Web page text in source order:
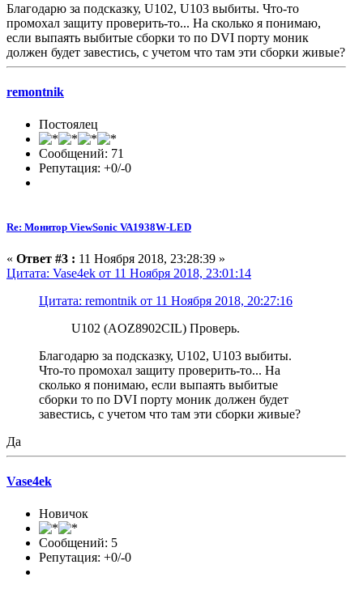
Благодарю за подсказку, U102, U103 выбиты. Что-то
промохал защиту проверить-то... На сколько я понимаю,
если выпаять выбитые сборки то по DVI порту моник
должен будет завестись, с учетом что там эти сборки живые?
remontnik
Постоялец
Сообщений: 71
Репутация: +0/-0
Re: Монитор ViewSonic VA1938W-LED
« Ответ #3 : 11 Ноября 2018, 23:28:39 »
Цитата: Vase4ek от 11 Ноября 2018, 23:01:14
Цитата: remontnik от 11 Ноября 2018, 20:27:16
U102 (AOZ8902CIL) Проверь.
Благодарю за подсказку, U102, U103 выбиты.
Что-то промохал защиту проверить-то... На
сколько я понимаю, если выпаять выбитые
сборки то по DVI порту моник должен будет
завестись, с учетом что там эти сборки живые?
Да
Vase4ek
Новичок
Сообщений: 5
Репутация: +0/-0